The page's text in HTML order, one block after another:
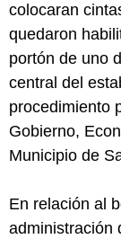
colocaran
quedaron
portón de uno
central del
procedimiento
Gobierno,
Municipio de
En relación al
administración